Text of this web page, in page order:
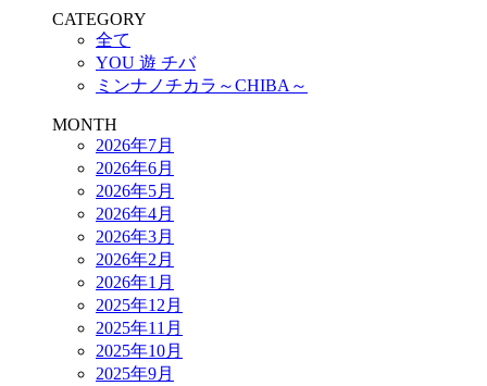
CATEGORY
全て
YOU 遊 チバ
ミンナノチカラ～CHIBA～
MONTH
2026年7月
2026年6月
2026年5月
2026年4月
2026年3月
2026年2月
2026年1月
2025年12月
2025年11月
2025年10月
2025年9月